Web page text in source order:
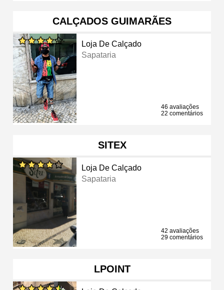
CALÇADOS GUIMARÃES
Loja De Calçado
Sapataria
46 avaliações
22 comentários
SITEX
Loja De Calçado
Sapataria
42 avaliações
29 comentários
LPOINT